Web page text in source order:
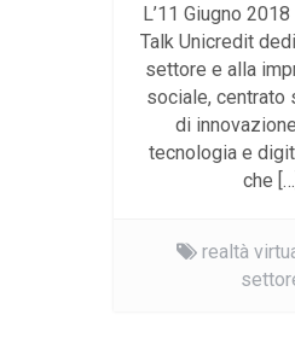
L’11 Giugno
Talk Unicredit
settore e alla
sociale, centrato
di
tecnologia e
che […]
realtà